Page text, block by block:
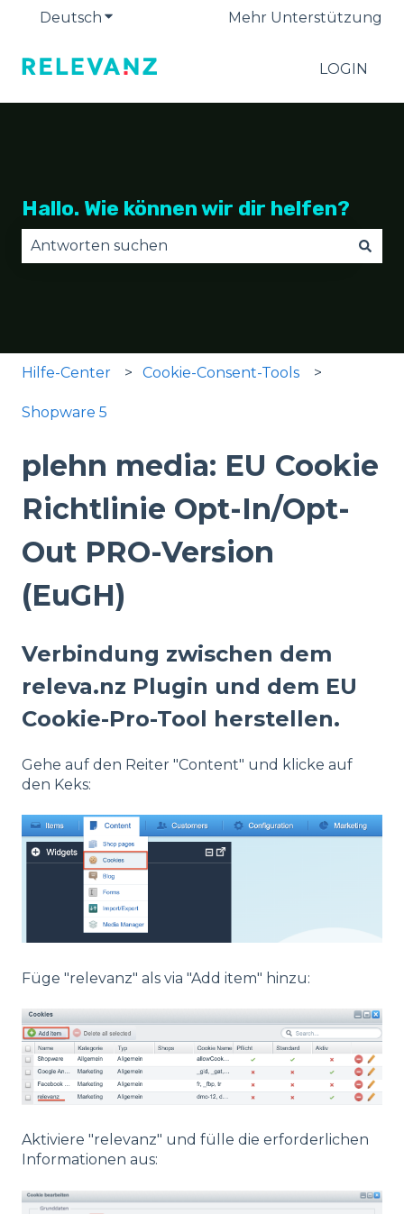
Deutsch Untermenü für Übersetzungen
Mehr Unterstützung
LOGIN
Hallo. Wie können wir dir helfen?
Hilfe-Center Cookie-Consent-Tools
Shopware 5
plehn media: EU Cookie
Richtlinie Opt-In/Opt-
Out PRO-Version
(EuGH)
Verbindung zwischen dem
releva.nz Plugin und dem EU
Cookie-Pro-Tool herstellen.
Gehe auf den Reiter "Content" und klicke auf
den Keks:
Füge "relevanz" als via "Add item" hinzu:
Aktiviere "relevanz" und fülle die erforderlichen
Informationen aus: